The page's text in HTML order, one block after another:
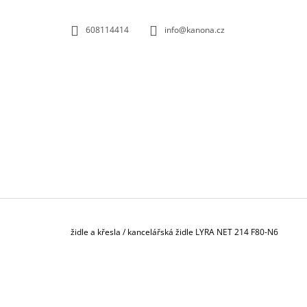
608114414 info@kanona.cz
Domů
židle a křesla / kancelářská židle LYRA NET 214 F80-N6